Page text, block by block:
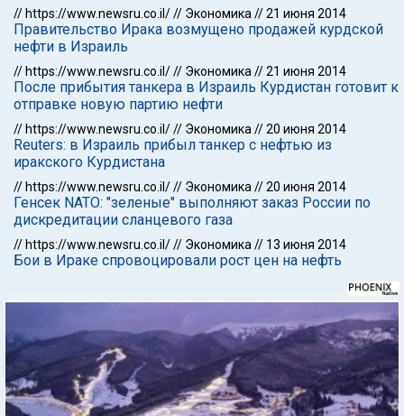
// https://www.newsru.co.il/// Экономика //21 июня 2014
Правительство Ирака возмущено продажей курдской
нефти в Израиль
// https://www.newsru.co.il/// Экономика //21 июня 2014
После прибытия танкера в Израиль Курдистан готовит к
отправке новую партию нефти
// https://www.newsru.co.il/// Экономика //20 июня 2014
Reuters: в Израиль прибыл танкер с нефтью из
иракского Курдистана
// https://www.newsru.co.il/// Экономика //20 июня 2014
Генсек NATO: "зеленые" выполняют заказ России по
дискредитации сланцевого газа
// https://www.newsru.co.il/// Экономика // 13 июня 2014
Бои в Ираке спровоцировали рост цен на нефть